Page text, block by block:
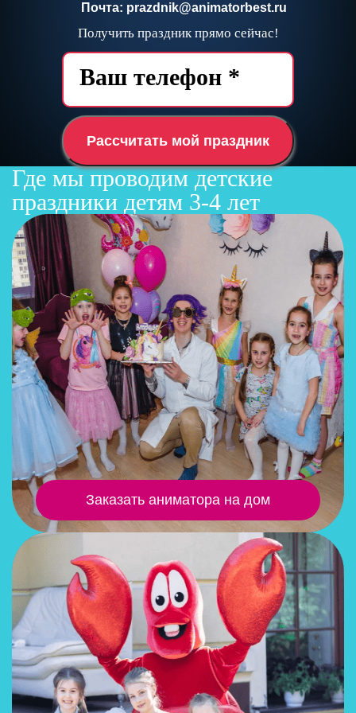
Почта: prazdnik@animatorbest.ru
Получить праздник прямо сейчас!
Рассчитать мой праздник
Где мы проводим детские
праздники детям 3-4 лет
Заказать аниматора на дом